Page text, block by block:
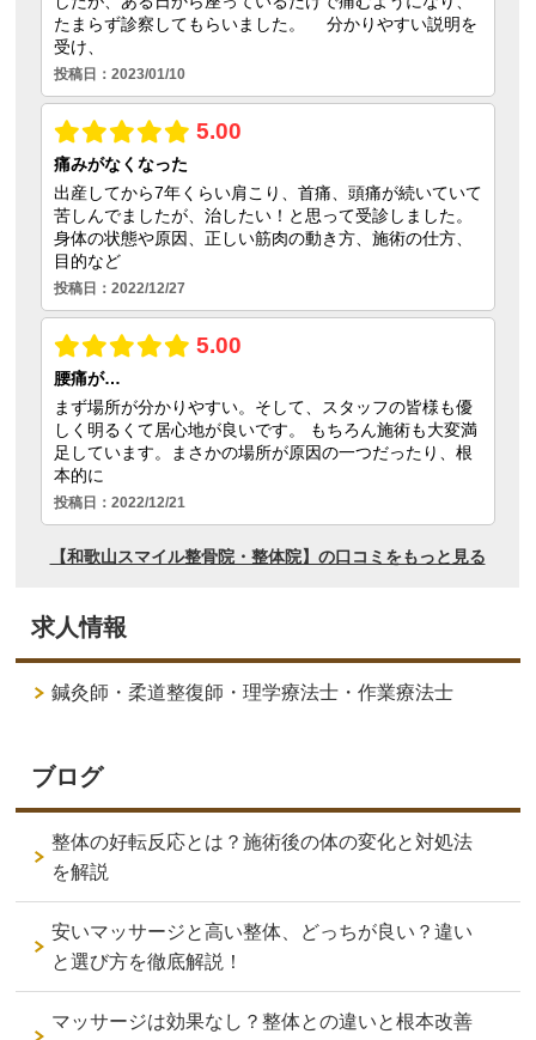
求人情報
鍼灸師・柔道整復師・理学療法士・作業療法士
ブログ
整体の好転反応とは？施術後の体の変化と対処法
を解説
安いマッサージと高い整体、どっちが良い？違い
と選び方を徹底解説！
マッサージは効果なし？整体との違いと根本改善